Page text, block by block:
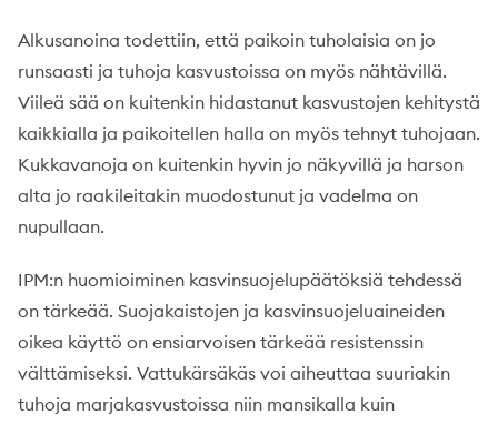
Alkusanoina todettiin, että paikoin tuholaisia on jo
runsaasti ja tuhoja kasvustoissa on myös nähtävillä.
Viileä sää on kuitenkin hidastanut kasvustojen kehitystä
kaikkialla ja paikoitellen halla on myös tehnyt tuhojaan.
Kukkavanoja on kuitenkin hyvin jo näkyvillä ja harson
alta jo raakileitakin muodostunut ja vadelma on
nupullaan.
IPM:n huomioiminen kasvinsuojelupäätöksiä tehdessä
on tärkeää. Suojakaistojen ja kasvinsuojeluaineiden
oikea käyttö on ensiarvoisen tärkeää resistenssin
välttämiseksi. Vattukärsäkäs voi aiheuttaa suuriakin
tuhoja marjakasvustoissa niin mansikalla kuin